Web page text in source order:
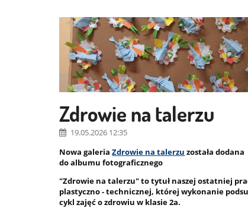
Zdrowie na talerzu
19.05.2026 12:35
Nowa galeriaZdrowie na talerzu została dodana
do albumu fotograficznego
"Zdrowie na talerzu" to tytuł naszej ostatniej
plastyczno - technicznej, której wykonanie
cykl zajęć o zdrowiu w klasie 2a.